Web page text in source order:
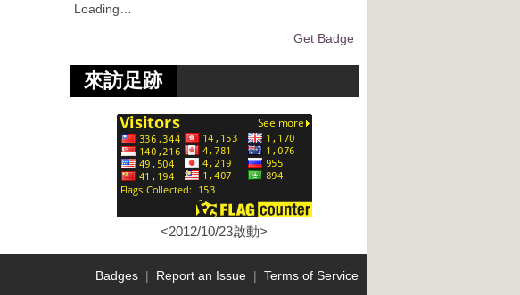
Loading…
Get Badge
來訪足跡
<2012/10/23啟動>
Badges | Report an Issue | Terms of Service